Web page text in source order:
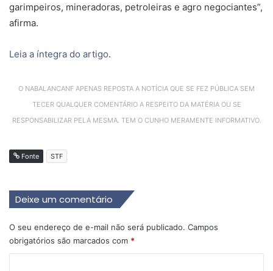
garimpeiros, mineradoras, petroleiras e agro negociantes”,
afirma.
Leia a íntegra do artigo.
O NABALANCANF APENAS REPOSTA A NOTÍCIA QUE SE FEZ PÚBLICA SEM
TECER QUALQUER COMENTÁRIO A RESPEITO DA MATÉRIA OU SE
RESPONSABILIZAR PELA MESMA. TEM O CUNHO MERAMENTE INFORMATIVO.
Fonte STF
Deixe um comentário
O seu endereço de e-mail não será publicado. Campos
obrigatórios são marcados com *